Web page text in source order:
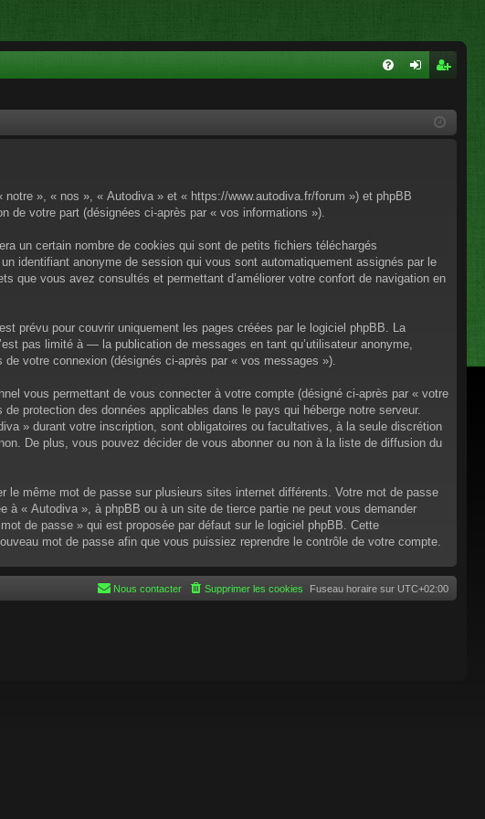
cri
», « nos », « Autodiva » et « https://www.autodiva.fr/forum ») et phpBB
votre part (désignées ci-après par « vos informations »).
un certain nombre de cookies qui sont de petits fichiers téléchargés
identifiant anonyme de session qui vous sont automatiquement assignés par le
que vous avez consultés et permettant d’améliorer votre confort de navigation en
prévu pour couvrir uniquement les pages créées par le logiciel phpBB. La
pas limité à — la publication de messages en tant qu’utilisateur anonyme,
votre connexion (désignés ci-après par « vos messages »).
vous permettant de vous connecter à votre compte (désigné ci-après par « votre
protection des données applicables dans le pays qui héberge notre serveur.
» durant votre inscription, sont obligatoires ou facultatives, à la seule discrétion
De plus, vous pouvez décider de vous abonner ou non à la liste de diffusion du
même mot de passe sur plusieurs sites internet différents. Votre mot de passe
« Autodiva », à phpBB ou à un site de tierce partie ne peut vous demander
de passe » qui est proposée par défaut sur le logiciel phpBB. Cette
mot de passe afin que vous puissiez reprendre le contrôle de votre compte.
Fuseau horaire sur UTC+02:00
Supprimer les cookies
Nous contacter